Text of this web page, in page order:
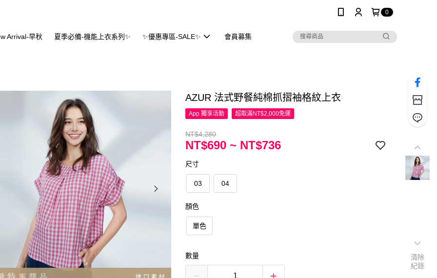
0
Arrival-早秋 夏季必備-機能上衣系列✨ ✨優惠專區-SALE✨ 會員募集
AZUR 法式野餐純棉抓摺袖格紋上衣
App 獨享活動 超取滿NT$2,000免運
NT$4,280
NT$690 ~ NT$736
尺寸
03 04
顏色
單色
數量
清除
紀錄